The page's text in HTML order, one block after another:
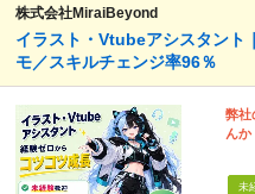
株式会社MiraiBeyond
イラスト・Vtubeアシスタント
モ／スキルチェンジ率96％
弊社
んか
未